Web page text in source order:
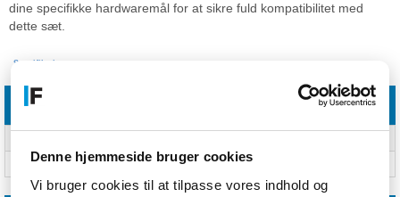
Denne hjemmeside bruger cookies
Vi bruger cookies til at tilpasse vores indhold og
dine specifikke hardwaremål for at sikre fuld kompatibilitet med
dette sæt.
Specifikationer
Tekniske detaljer
Materiale Aluminium